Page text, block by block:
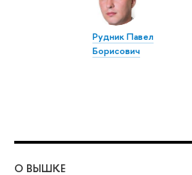
Рудник Павел
Борисович
О ВЫШКЕ